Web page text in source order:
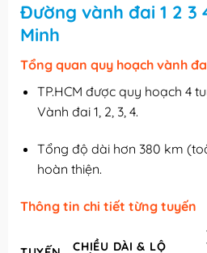
Đường vành đai 1 2 3
Minh
Tổng quan quy hoạch vành
TP.HCM được quy hoạch 4
Vành đai 1, 2, 3, 4.
Tổng độ dài hơn 380 km
hoàn thiện.
Thông tin chi tiết từng tuyến
CHIỀU DÀI & LỘ